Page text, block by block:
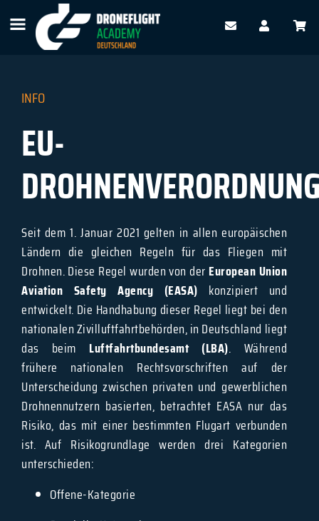
INFO
EU-
Seit dem 1. Januar 2021 gelten in allen europäischen
Ländern die gleichen Regeln für das Fliegen mit
Drohnen. Diese Regel wurden von der European Union
Aviation Safety Agency (EASA) konzipiert und
entwickelt. Die Handhabung dieser Regel liegt bei den
nationalen Zivilluftfahrtbehörden, in Deutschland liegt
das beim Luftfahrtbundesamt (LBA). Während
frühere nationalen Rechtsvorschriften auf der
Unterscheidung zwischen privaten und gewerblichen
Drohnennutzern basierten, betrachtet EASA nur das
Risiko, das mit einer bestimmten Flugart verbunden
ist. Auf Risikogrundlage werden drei Kategorien
unterschieden:
Offene-Kategorie